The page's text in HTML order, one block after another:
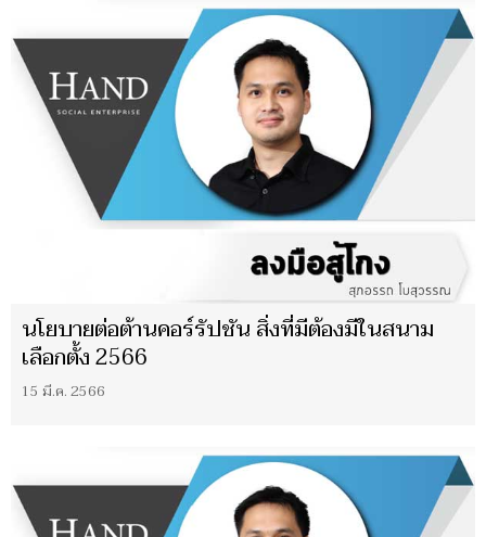
นโยบายต่อต้านคอร์รัปชัน สิ่งที่มีต้องมีในสนาม
เลือกตั้ง 2566
15 มี.ค. 2566